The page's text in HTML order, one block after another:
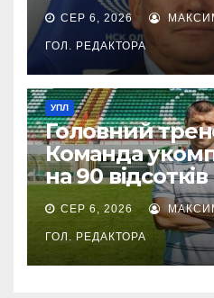
СЕР 6, 2026
ГОЛ. РЕДАКТОРА
УПЛ
Головний
Команда
на 90 відсотків
СЕР 6, 2026
ГОЛ. РЕДАКТОРА